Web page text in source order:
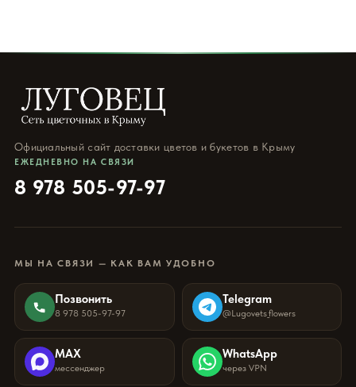
Официальный сайт доставки цветов и букетов в Крыму
ЕЖЕДНЕВНО НА СВЯЗИ
8 978 505-97-97
МЫ НА СВЯЗИ — КАК ВАМ УДОБНО
Позвонить
8 978 505-97-97
Telegram
@Lugovets_flowers
MAX
мессенджер
WhatsApp
через VPN